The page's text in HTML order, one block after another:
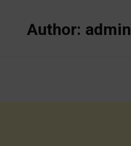
Author: admin